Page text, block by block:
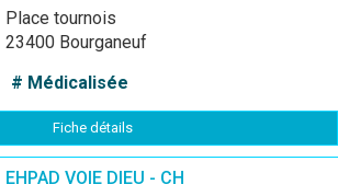
place tournois
23400 Bourganeuf
# Médicalisée
Fiche détails
EHPAD VOIE DIEU - CH